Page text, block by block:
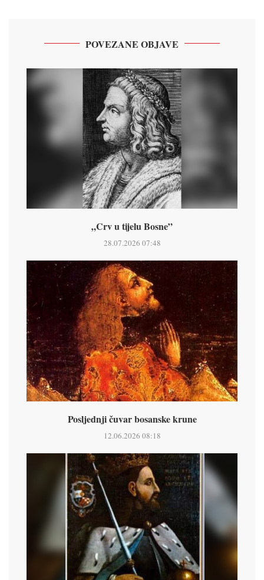
POVEZANE OBJAVE
„Crv u tijelu Bosne”
28.07.2026 07:48
Posljednji čuvar bosanske krune
12.06.2026 08:18